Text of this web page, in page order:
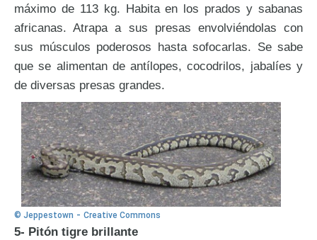
máximo de 113 kg. Habita en los prados y sabanas
africanas. Atrapa a sus presas envolviéndolas con
sus músculos poderosos hasta sofocarlas. Se sabe
que se alimentan de antílopes, cocodrilos, jabalíes y
de diversas presas grandes.
© Jeppestown - Creative Commons
5- Pitón tigre brillante